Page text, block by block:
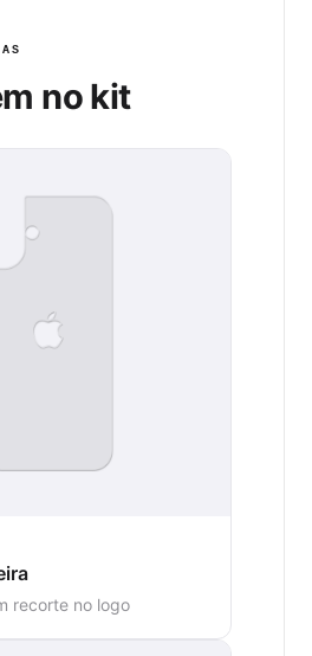
no kit
recorte no logo